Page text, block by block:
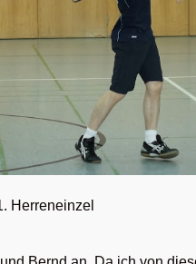
Herreneinzel